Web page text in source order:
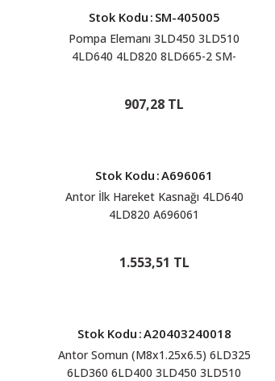
Stok Kodu : SM-405005
Pompa Elemanı 3LD450 3LD510
4LD640 4LD820 8LD665-2 SM-
907,28 TL
Stok Kodu :A696061
Antor İlk Hareket Kasnağı 4LD640
4LD820 A696061
1.553,51 TL
Stok Kodu :A20403240018
Antor Somun (M8x1.25x6.5) 6LD325
6LD360 6LD400 3LD450 3LD510